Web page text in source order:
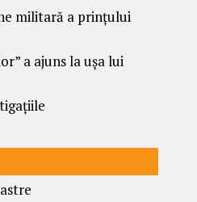
militară a prințului
a ajuns la ușa lui